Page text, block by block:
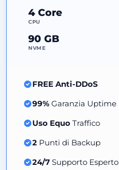
Dedicato
4 Core
CPU
90 GB
NVME
FREE Anti-DDoS
99% Garanzia Uptime
Uso Equo Traffico
2 Punti di Backup
24/7 Supporto Esperto